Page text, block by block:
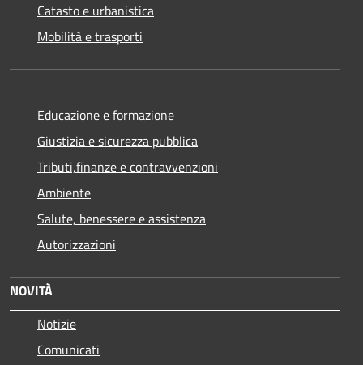
Catasto e urbanistica
Mobilità e trasporti
Educazione e formazione
Giustizia e sicurezza pubblica
Tributi,finanze e contravvenzioni
Ambiente
Salute, benessere e assistenza
Autorizzazioni
NOVITÀ
Notizie
Comunicati